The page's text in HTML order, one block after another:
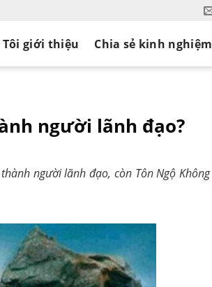
Tôi giới thiệu Chia sẻ kinh nghiệm
người lãnh đạo?
người lãnh đạo, còn Tôn Ngộ Không